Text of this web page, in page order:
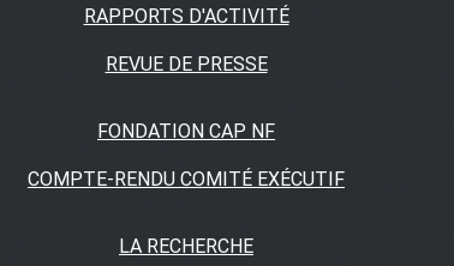
RAPPORTS D'ACTIVITÉ
REVUE DE PRESSE
FONDATION CAP NF
COMPTE-RENDU COMITÉ EXÉCUTIF
LA RECHERCHE